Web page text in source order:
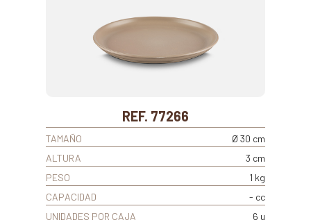
REF. 77266
TAMAÑO
Ø 30 cm
ALTURA
3 cm
PESO
1 kg
CAPACIDAD
- cc
UNIDADES POR CAJA
6 u